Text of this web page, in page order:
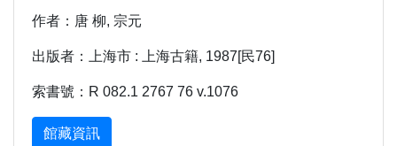
作者：唐 柳, 宗元
出版者：上海市 : 上海古籍, 1987[民76]
索書號：R 082.1 2767 76 v.1076
館藏資訊